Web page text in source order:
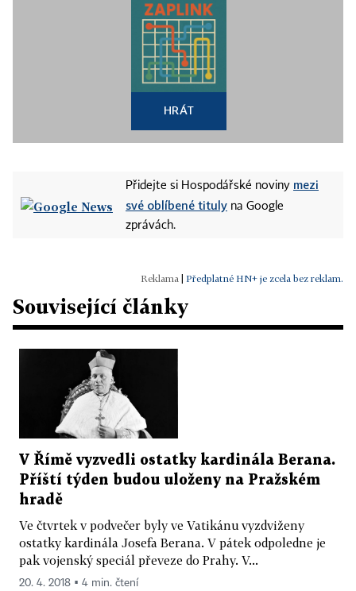
HRÁT
Přidejte si Hospodářské noviny mezi
své oblíbené tituly na Google
zprávách.
Předplatné HN+ je zcela bez reklam.
Související články
V Římě vyzvedli ostatky kardinála Berana.
Příští týden budou uloženy na Pražském
hradě
Ve čtvrtek v podvečer byly ve Vatikánu vyzdviženy
ostatky kardinála Josefa Berana. V pátek odpoledne je
pak vojenský speciál převeze do Prahy. V...
20. 4. 2018 ▪ 4 min. čtení